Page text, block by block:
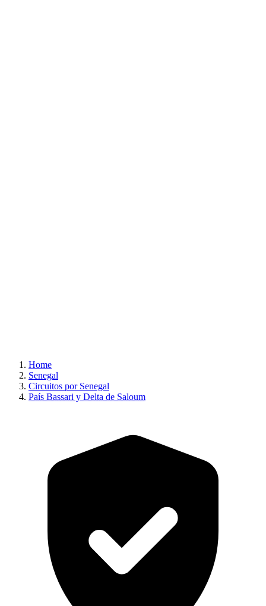
Home
Senegal
Circuitos por Senegal
País Bassari y Delta de Saloum